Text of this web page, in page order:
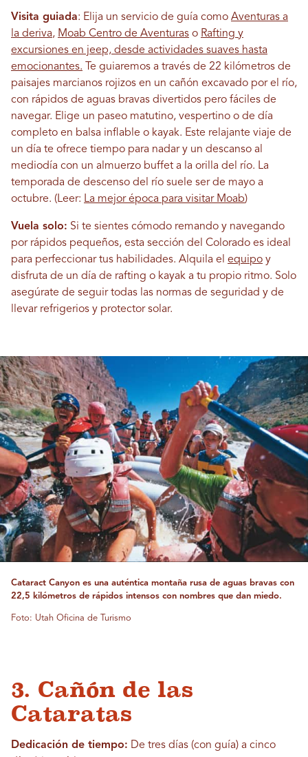
Visita guiada: Elija un servicio de guía como Aventuras a
la deriva, Moab Centro de Aventuras o Rafting y
excursiones en jeep, desde actividades suaves hasta
emocionantes. Te guiaremos a través de 22 kilómetros de
paisajes marcianos rojizos en un cañón excavado por el río,
con rápidos de aguas bravas divertidos pero fáciles de
navegar. Elige un paseo matutino, vespertino o de día
completo en balsa inflable o kayak. Este relajante viaje de
un día te ofrece tiempo para nadar y un descanso al
mediodía con un almuerzo buffet a la orilla del río. La
temporada de descenso del río suele ser de mayo a
octubre. (Leer: La mejor época para visitar Moab)
Vuela solo: Si te sientes cómodo remando y navegando
por rápidos pequeños, esta sección del Colorado es ideal
para perfeccionar tus habilidades. Alquila el equipo y
disfruta de un día de rafting o kayak a tu propio ritmo. Solo
asegúrate de seguir todas las normas de seguridad y de
llevar refrigerios y protector solar.
Cataract Canyon es una auténtica montaña rusa de aguas bravas con
22,5 kilómetros de rápidos intensos con nombres que dan miedo.
Foto: Utah Oficina de Turismo
3. Cañón de las
Cataratas
Dedicación de tiempo: De tres días (con guía) a cinco